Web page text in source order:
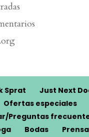
Sprat
Just Next
Ofertas especiales
Preguntas
Bodas Prensa